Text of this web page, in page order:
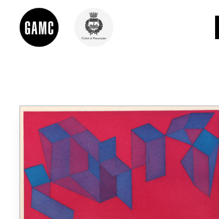
DIDATTICA
SHOP
LE COLLEZIONI
LORENZO VIANI
MOSTRE